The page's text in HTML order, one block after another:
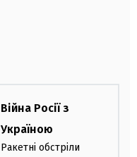
Війна Росії з
Україною
Ракетні обстріли